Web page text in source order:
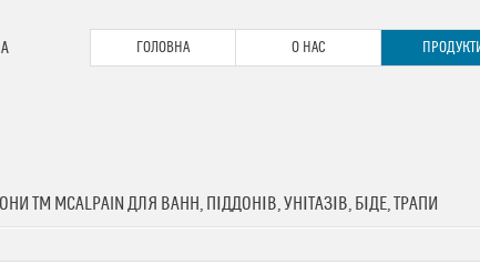
ГОЛОВНА О НАС
ТМ MCALPAIN ДЛЯ ВАНН, ПІДДОНІВ, УНІТАЗІВ, БІДЕ, ТРАПИ